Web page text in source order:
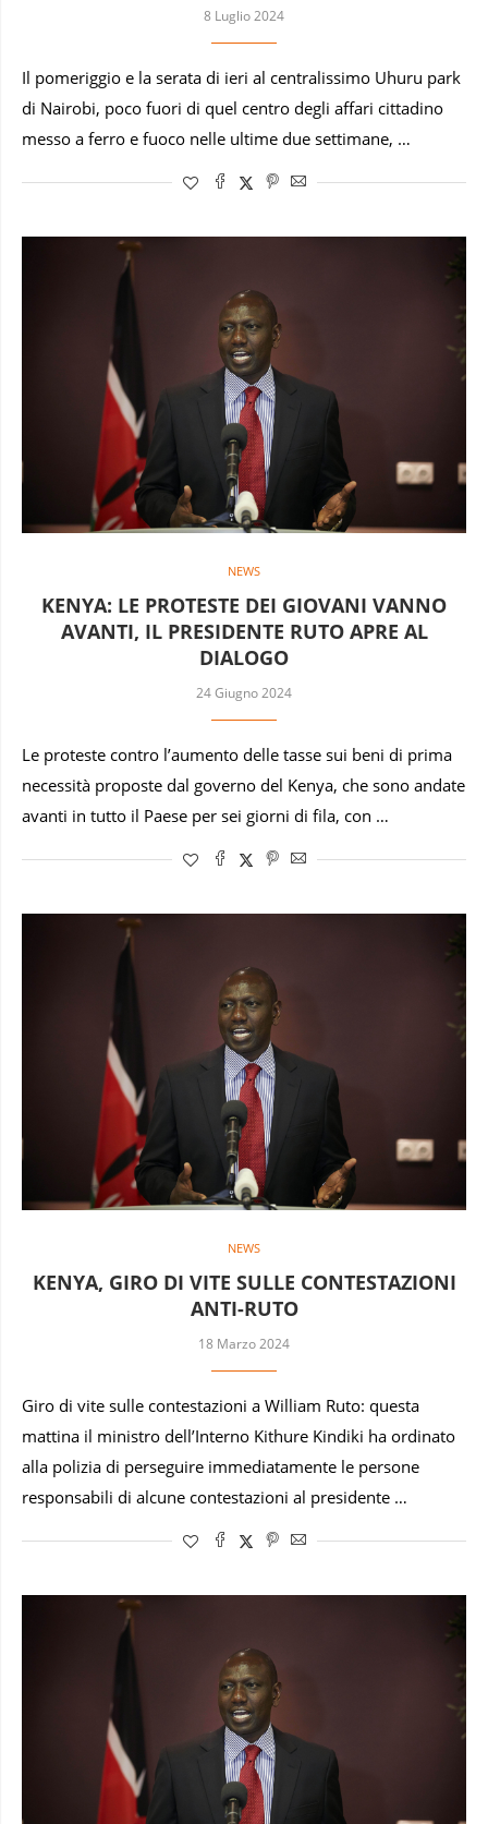
8 Luglio 2024
Il pomeriggio e la serata di ieri al centralissimo Uhuru park
di Nairobi, poco fuori di quel centro degli affari cittadino
messo a ferro e fuoco nelle ultime due settimane, …
NEWS
KENYA: LE PROTESTE DEI GIOVANI VANNO
AVANTI, IL PRESIDENTE RUTO APRE AL
DIALOGO
24 Giugno 2024
Le proteste contro l’aumento delle tasse sui beni di prima
necessità proposte dal governo del Kenya, che sono andate
avanti in tutto il Paese per sei giorni di fila, con …
NEWS
KENYA, GIRO DI VITE SULLE CONTESTAZIONI
ANTI-RUTO
18 Marzo 2024
Giro di vite sulle contestazioni a William Ruto: questa
mattina il ministro dell’Interno Kithure Kindiki ha ordinato
alla polizia di perseguire immediatamente le persone
responsabili di alcune contestazioni al presidente …